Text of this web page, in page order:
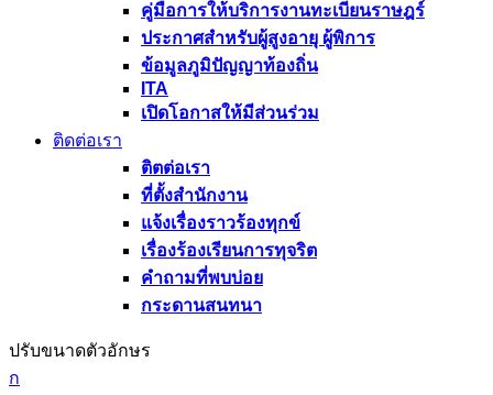
คู่มือการให้บริการงานทะเบียนราษฎร์
ประกาศสำหรับผู้สูงอายุ ผู้พิการ
ข้อมูลภูมิปัญญาท้องถิ่น
ITA
เปิดโอกาสให้มีส่วนร่วม
ติดต่อเรา
ติตต่อเรา
ที่ตั้งสำนักงาน
แจ้งเรื่องราวร้องทุกข์
เรื่องร้องเรียนการทุจริต
คำถามที่พบบ่อย
กระดานสนทนา
ปรับขนาดตัวอักษร
ก